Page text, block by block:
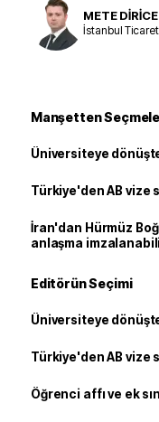
METE DİRİCE
İstanbul
Manşetten
Üniversiteye
Türkiye'den AB vize
İran'dan Hürmüz
anlaşma
Editörün Seçimi
Üniversiteye
Türkiye'den AB vize
Öğrenci affı ve ek